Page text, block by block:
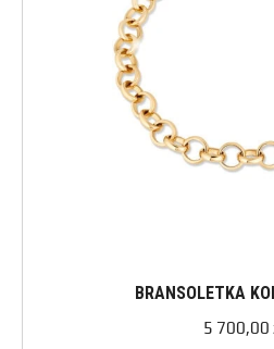
BRANSOLETKA
5 700,00